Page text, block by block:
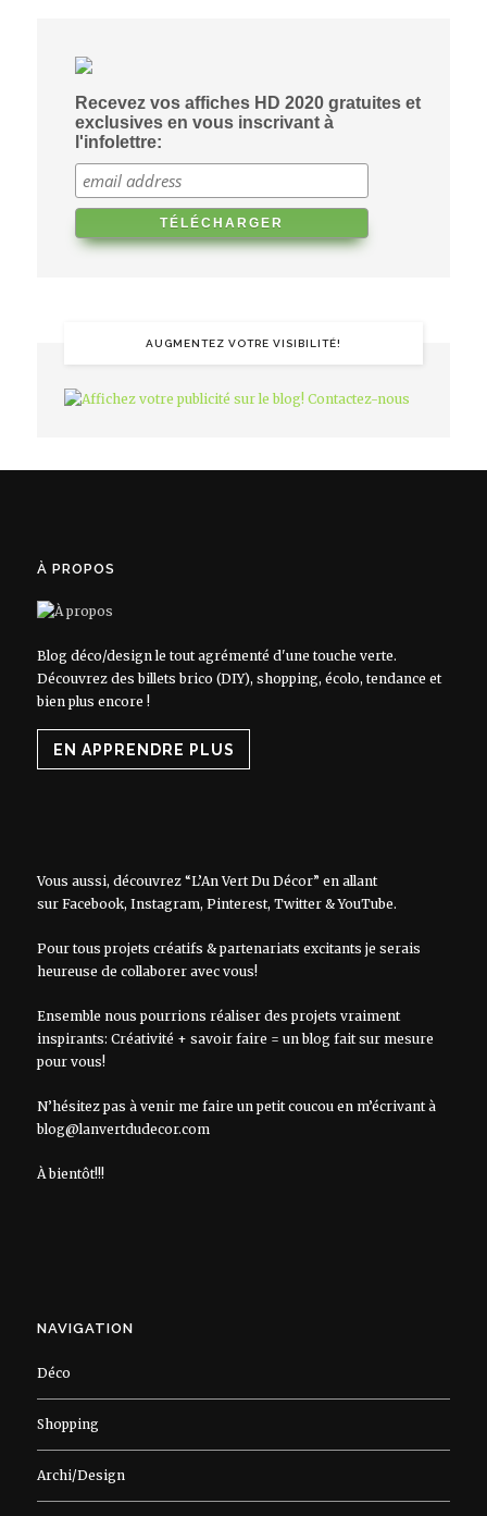
Recevez vos affiches HD 2020 gratuites et
exclusives en vous inscrivant à
l'infolettre:
AUGMENTEZ VOTRE VISIBILITÉ!
À PROPOS
Blog déco/design le tout agrémenté d'une touche verte.
Découvrez des billets brico (DIY), shopping, écolo, tendance et
bien plus encore !
EN APPRENDRE PLUS
Vous aussi, découvrez “L’An Vert Du Décor” en allant
sur Facebook, Instagram, Pinterest, Twitter&YouTube.
Pour tous projets créatifs & partenariats excitants je serais
heureuse de collaborer avec vous!
Ensemble nous pourrions réaliser des projets vraiment
inspirants: Créativité + savoir faire = un blog fait sur mesure
pour vous!
N’hésitez pas à venir me faire un petit coucou en m’écrivant à
blog@lanvertdudecor.com
À bientôt!!!
NAVIGATION
Déco
Shopping
Archi/Design